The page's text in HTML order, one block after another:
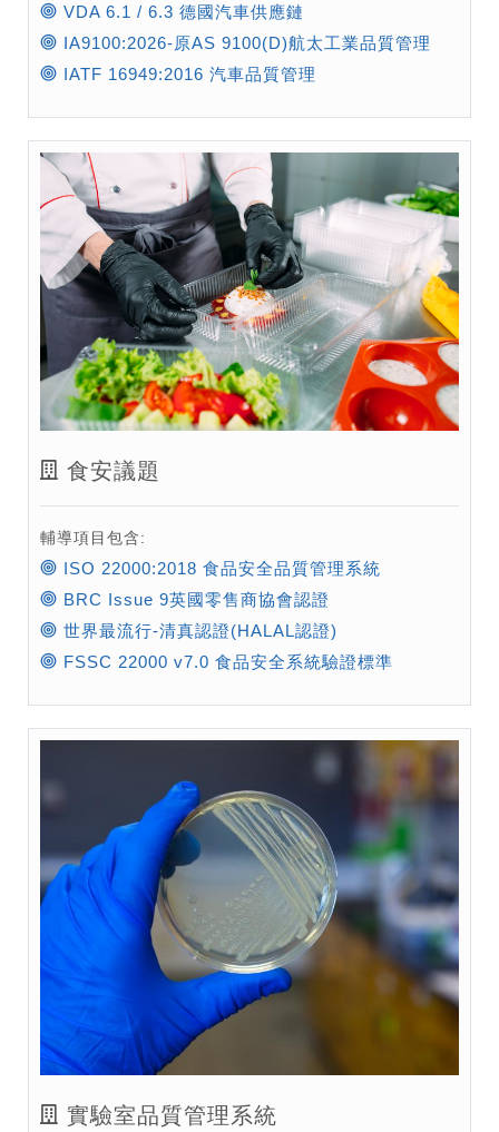
VDA 6.1 / 6.3 德國汽車供應鏈
IA9100:2026-原AS 9100(D)航太工業品質管理
IATF 16949:2016 汽車品質管理
食安議題
輔導項目包含:
ISO 22000:2018 食品安全品質管理系統
BRC Issue 9英國零售商協會認證
世界最流行-清真認證(HALAL認證)
FSSC 22000 v7.0 食品安全系統驗證標準
實驗室品質管理系統